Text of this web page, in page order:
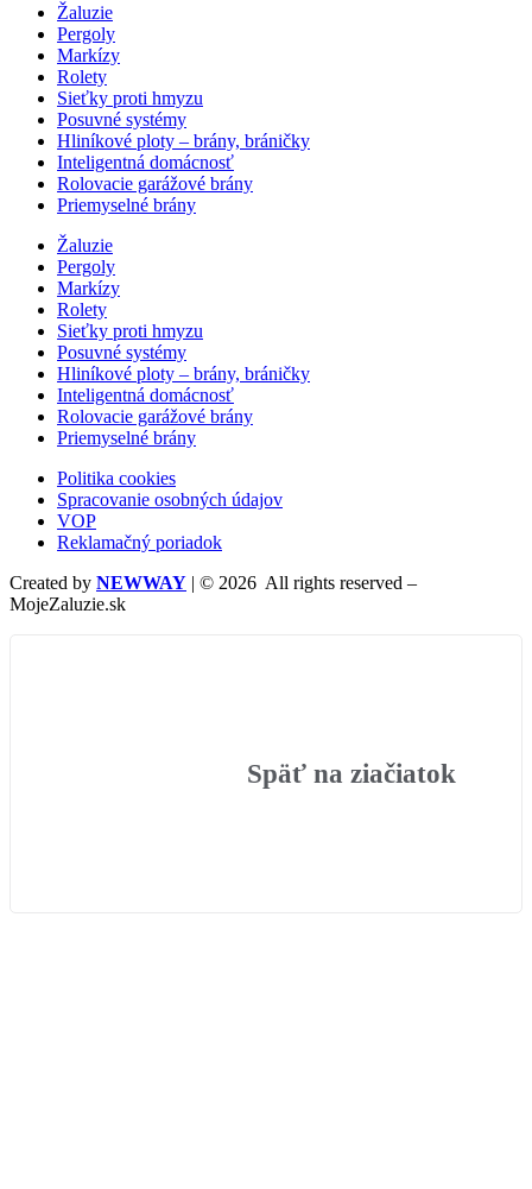
Žaluzie
Pergoly
Markízy
Rolety
Sieťky proti hmyzu
Posuvné systémy
Hliníkové ploty – brány, bráničky
Inteligentná domácnosť
Rolovacie garážové brány
Priemyselné brány
Žaluzie
Pergoly
Markízy
Rolety
Sieťky proti hmyzu
Posuvné systémy
Hliníkové ploty – brány, bráničky
Inteligentná domácnosť
Rolovacie garážové brány
Priemyselné brány
Politika cookies
Spracovanie osobných údajov
VOP
Reklamačný poriadok
Created by NEWWAY | © 2026 All rights reserved –
MojeZaluzie.sk
Späť na ziačiatok